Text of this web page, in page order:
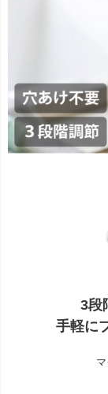
3段
手軽に